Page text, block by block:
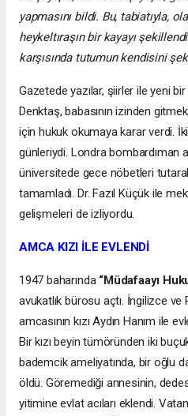
yapmasını bildi. Bu, tabiatıyla,
heykeltıraşın bir kayayı
karşısında tutumun kendisini
Gazetede yazılar, şiirler ile yeni
Denktaş, babasının izinden
için hukuk okumaya karar verdi.
günleriydi. Londra bombardıman
üniversitede gece nöbetleri
tamamladı. Dr. Fazıl Küçük ile
gelişmeleri de izliyordu.
AMCA KIZI İLE EVLENDİ
1947 baharında “Müdafaayı
avukatlık bürosu açtı. İngilizce ve
amcasının kızı Aydın Hanım ile
Bir kızı beyin tümöründen iki
bademcik ameliyatında, bir oğlu
öldü. Göremediği annesinin,
yitimine evlat acıları eklendi.